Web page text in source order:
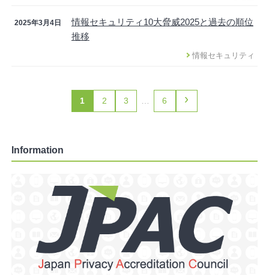
2025年3月4日
情報セキュリティ10大脅威2025と過去の順位
推移
情報セキュリティ
1 2 3 … 6 ›
Information